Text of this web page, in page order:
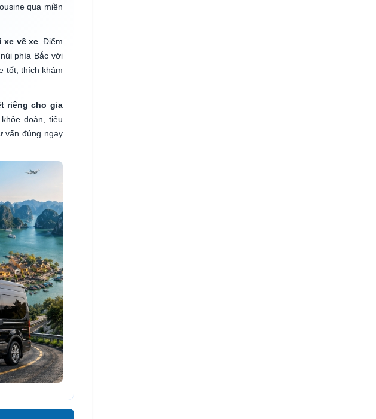
qua miền
xe về xe. Điểm
phía Bắc với
tốt, thích khám
riêng cho gia
đoàn, tiêu
vấn đúng ngay